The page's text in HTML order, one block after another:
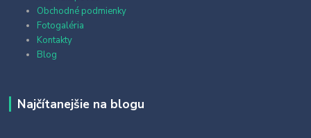
Obchodné podmienky
Fotogaléria
Kontakty
Blog
Najčítanejšie na blogu